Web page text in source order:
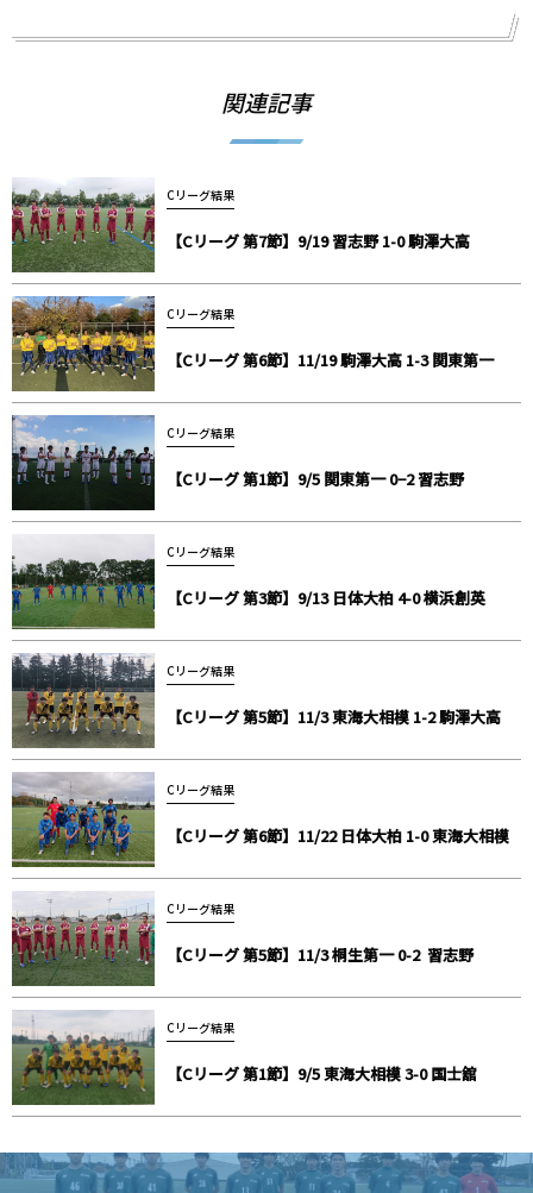
関連記事
Cリーグ結果
【Cリーグ 第7節】9/19 習志野 1-0 駒澤大高
Cリーグ結果
【Cリーグ 第6節】11/19 駒澤大高 1-3 関東第一
Cリーグ結果
【Cリーグ 第1節】9/5 関東第一 0−2 習志野
Cリーグ結果
【Cリーグ 第3節】9/13 日体大柏 4-0 横浜創英
Cリーグ結果
【Cリーグ 第5節】11/3 東海大相模 1-2 駒澤大高
Cリーグ結果
【Cリーグ 第6節】11/22 日体大柏 1-0 東海大相模
Cリーグ結果
【Cリーグ 第5節】11/3 桐生第一 0-2 習志野
Cリーグ結果
【Cリーグ 第1節】9/5 東海大相模 3-0 国士舘